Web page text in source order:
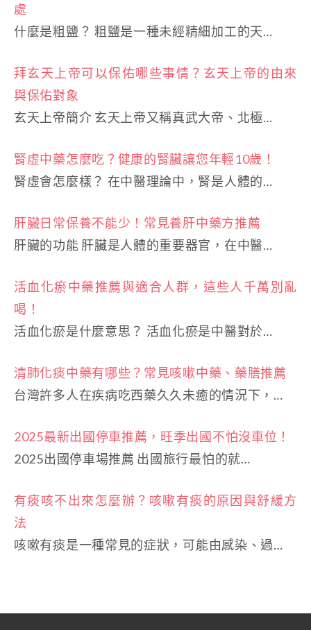
處
什麼是粗鹽？ 粗鹽是一種未經精細加工的天…
拜玄天上帝可以保佑哪些事情？玄天上帝的由來
與保佑對象
玄天上帝簡介 玄天上帝又稱真武大帝、北極…
腎虛中藥怎麼吃？健康的腎臟讓您年輕10歲！
腎虛會怎麼樣？ 在中醫理論中，腎是人體的…
肝臟日常保養不能少！常見養肝中藥方推薦
肝臟的功能 肝臟是人體的重要器官，在中醫…
活血化瘀中藥推薦與適合人群，這些人千萬別亂
喝！
活血化瘀是什麼意思？ 活血化瘀是中醫對於…
清肺化痰中藥有哪些？常見咳嗽中藥、藥膳推薦
台灣許多人在疾病吃西藥久久未癒的情況下，…
2025最新出國停車推薦，旺季出國不怕沒車位！
2025出國停車場推薦 出國旅行最怕的就…
有痰咳不出來怎麼辦？咳嗽有痰的原因與舒緩方
法
咳嗽有痰是一種常見的症狀，可能由感染、過…